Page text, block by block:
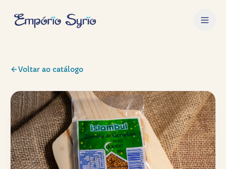
Voltar ao catálogo